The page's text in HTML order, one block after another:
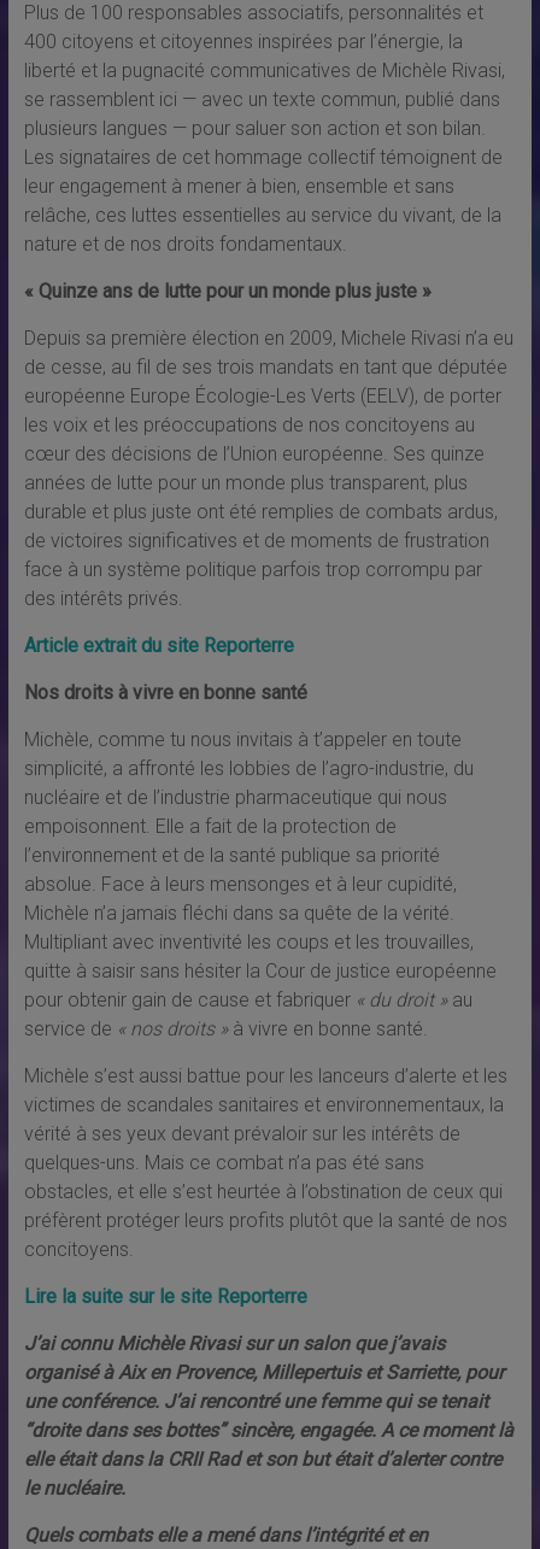
Plus de 100 responsables associatifs, personnalités et
400 citoyens et citoyennes inspirées par l’énergie, la
liberté et la pugnacité communicatives de Michèle Rivasi,
se rassemblent ici — avec un texte commun, publié dans
plusieurs langues — pour saluer son action et son bilan.
Les signataires de cet hommage collectif témoignent de
leur engagement à mener à bien, ensemble et sans
relâche, ces luttes essentielles au service du vivant, de la
nature et de nos droits fondamentaux.
« Quinze ans de lutte pour un monde plus juste »
Depuis sa première élection en 2009, Michele Rivasi n’a eu
de cesse, au fil de ses trois mandats en tant que députée
européenne Europe Écologie-Les Verts (EELV), de porter
les voix et les préoccupations de nos concitoyens au
cœur des décisions de l’Union européenne. Ses quinze
années de lutte pour un monde plus transparent, plus
durable et plus juste ont été remplies de combats ardus,
de victoires significatives et de moments de frustration
face à un système politique parfois trop corrompu par
des intérêts privés.
Article extrait du site Reporterre
Nos droits à vivre en bonne santé
Michèle, comme tu nous invitais à t’appeler en toute
simplicité, a affronté les lobbies de l’agro-industrie, du
nucléaire et de l’industrie pharmaceutique qui nous
empoisonnent. Elle a fait de la protection de
l’environnement et de la santé publique sa priorité
absolue. Face à leurs mensonges et à leur cupidité,
Michèle n’a jamais fléchi dans sa quête de la vérité.
Multipliant avec inventivité les coups et les trouvailles,
quitte à saisir sans hésiter la Cour de justice européenne
pour obtenir gain de cause et fabriquer « du droit »au
service de « nos droits »à vivre en bonne santé.
Michèle s’est aussi battue pour les lanceurs d’alerte et les
victimes de scandales sanitaires et environnementaux, la
vérité à ses yeux devant prévaloir sur les intérêts de
quelques-uns. Mais ce combat n’a pas été sans
obstacles, et elle s’est heurtée à l’obstination de ceux qui
préfèrent protéger leurs profits plutôt que la santé de nos
concitoyens.
Lire la suite sur le site Reporterre
J’ai connu Michèle Rivasi sur un salon que j’avais
organisé à Aix en Provence, Millepertuis et Sarriette, pour
une conférence. J’ai rencontré une femme qui se tenait
“droite dans ses bottes” sincère, engagée. A ce moment là
elle était dans la CRII Rad et son but était d’alerter contre
le nucléaire.
Quels combats elle a mené dans l’intégrité et en